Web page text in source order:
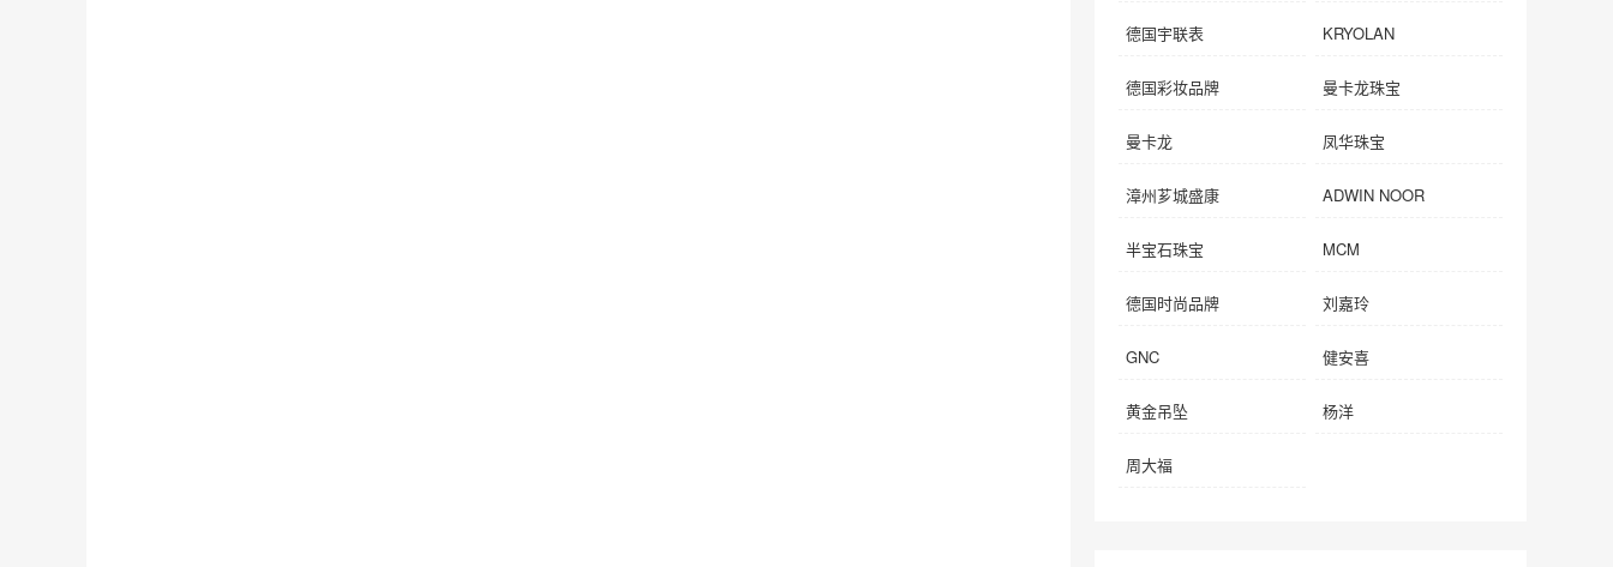
德国宇联表 KRYOLAN
德国彩妆品牌 曼卡龙珠宝
曼卡龙 凤华珠宝
漳州芗城盛康 ADWIN NOOR
半宝石珠宝 MCM
德国时尚品牌 刘嘉玲
GNC 健安喜
黄金吊坠 杨洋
周大福